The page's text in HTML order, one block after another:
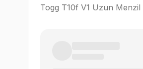
Togg T10f V1 Uzun Menzil